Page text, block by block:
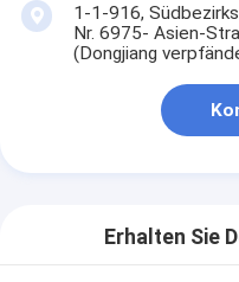
1-1-916,
Nr. 6975- Asien-
(Dongjiang
Erhalten Sie